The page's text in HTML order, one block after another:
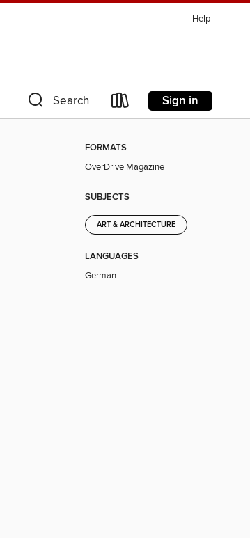
Help
Search Sign in
FORMATS
OverDrive Magazine
SUBJECTS
ART & ARCHITECTURE
LANGUAGES
German